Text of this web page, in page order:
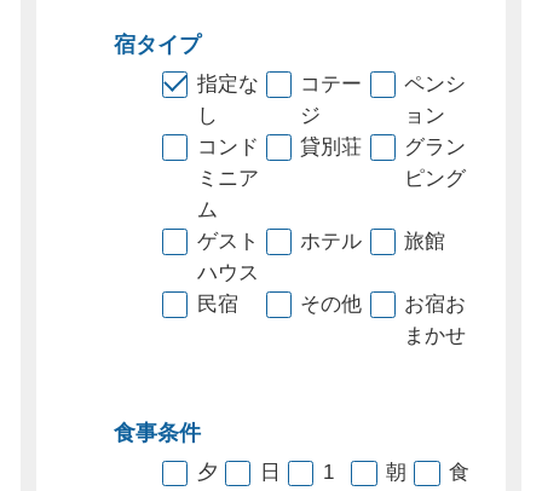
宿タイプ
指定な
し
コテー
ジ
ペンシ
ョン
コンド
ミニア
ム
貸別荘
グラン
ピング
ゲスト
ハウス
ホテル 旅館
民宿 その他
お宿お
まかせ
食事条件
夕
日
1
朝
食